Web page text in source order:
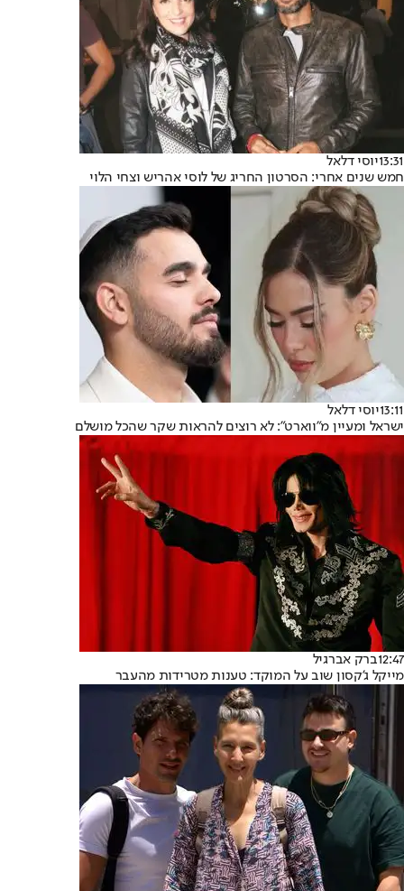
13:31יוסי דלאל
חמש שנים אחרי: הסרטון החריג של לוסי אהריש וצחי הלוי
13:11יוסי דלאל
ישראל ומעיין מ"ווארט": לא רוצים להראות שקר שהכל מושלם
12:47ברק אברגיל
מייקל ג'קסון שוב על המוקד: טענות מטרידות מהעבר